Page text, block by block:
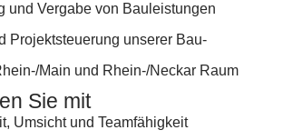
und Vergabe von Bauleistungen
Projektsteuerung unserer Bau-
Main und Rhein-/Neckar Raum
Sie mit
Umsicht und Teamfähigkeit